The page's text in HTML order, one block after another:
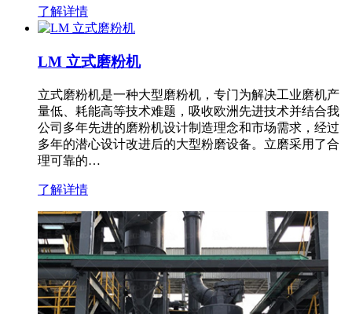
了解详情
LM 立式磨粉机
立式磨粉机是一种大型磨粉机，专门为解决工业磨机产
量低、耗能高等技术难题，吸收欧洲先进技术并结合我
公司多年先进的磨粉机设计制造理念和市场需求，经过
多年的潜心设计改进后的大型粉磨设备。立磨采用了合
理可靠的…
了解详情